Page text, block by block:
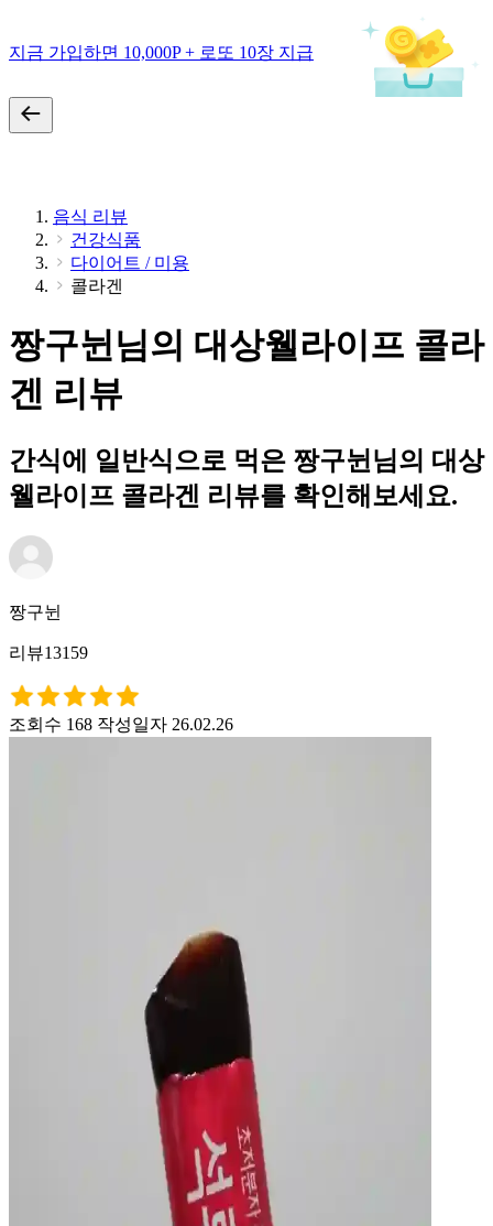
지금 가입하면 10,000P + 로또 10장 지급
음식 리뷰
건강식품
다이어트 / 미용
콜라겐
짱구뉜님의 대상웰라이프 콜라
겐 리뷰
간식에 일반식으로 먹은 짱구뉜님의 대상
웰라이프 콜라겐 리뷰를 확인해보세요.
짱구뉜
리뷰13159
조회수 168 작성일자 26.02.26